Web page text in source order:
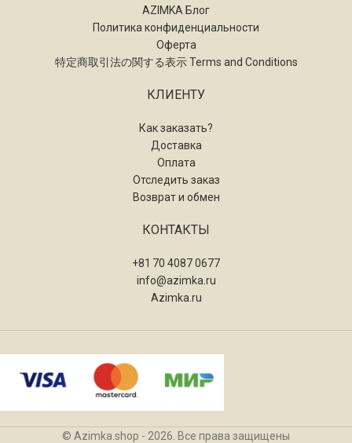
AZIMKA Блог
Политика конфиденциальности
Оферта
特定商取引法の関する表示 Terms and Conditions
КЛИЕНТУ
Как заказать?
Доставка
Оплата
Отследить заказ
Возврат и обмен
КОНТАКТЫ
+81 70 4087 0677
info@azimka.ru
Azimka.ru
© Azimka.shop - 2026. Все права защищены